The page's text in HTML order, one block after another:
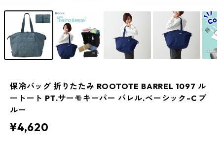
保冷バッグ 折りたたみ ROOTOTE BARREL 1097 ル
ートート PT.サーモキーパー バレル.ベーシック-C ブ
ルー
¥4,620